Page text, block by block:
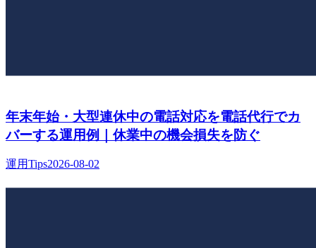
年末年始・大型連休中の電話対応を電話代行でカ
バーする運用例｜休業中の機会損失を防ぐ
運用Tips2026-08-02